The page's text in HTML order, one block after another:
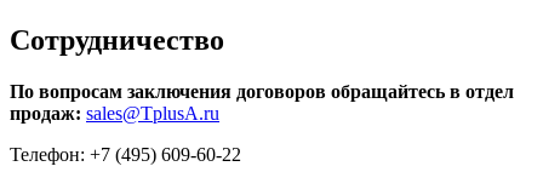
Сотрудничество
По вопросам заключения договоров обращайтесь в отдел
продаж: sales@TplusA.ru
Телефон: +7 (495) 609-60-22